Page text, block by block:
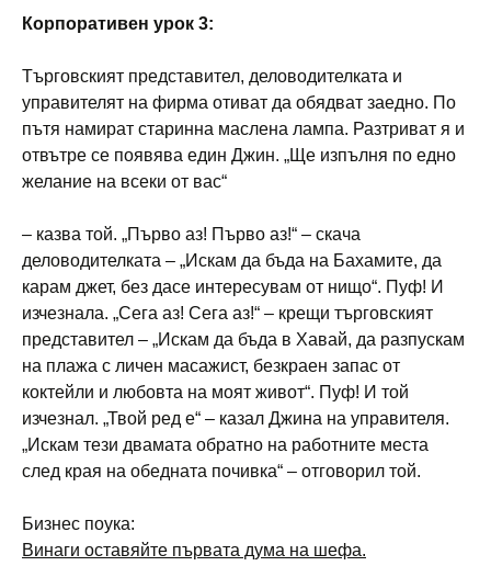
Корпоративен урок 3:
Търговският представител, деловодителката и
управителят на фирма отиват да обядват заедно. По
пътя намират старинна маслена лампа. Разтриват я и
отвътре се появява един Джин. „Ще изпълня по едно
желание на всеки от вас“
– казва той. „Първо аз! Първо аз!“ – скача
деловодителката – „Искам да бъда на Бахамите, да
карам джет, без дасе интересувам от нищо“. Пуф! И
изчезнала. „Сега аз! Сега аз!“ – крещи търговският
представител – „Искам да бъда в Хавай, да разпускам
на плажа с личен масажист, безкраен запас от
коктейли и любовта на моят живот“. Пуф! И той
изчезнал. „Твой ред е“ – казал Джина на управителя.
„Искам тези двамата обратно на работните места
след края на обедната почивка“ – отговорил той.
Бизнес поука:
Винаги оставяйте първата дума на шефа.